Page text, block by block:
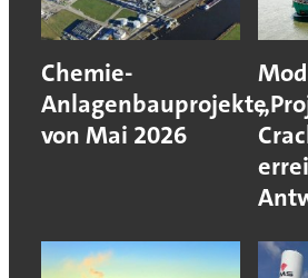
Chemie-
Anlagenbauprojekte
von Mai 2026